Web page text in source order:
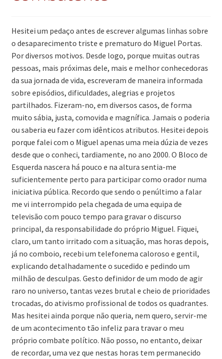
Hesitei um pedaço antes de escrever algumas linhas sobre
o desaparecimento triste e prematuro do Miguel Portas.
Por diversos motivos. Desde logo, porque muitas outras
pessoas, mais próximas dele, mais e melhor conhecedoras
da sua jornada de vida, escreveram de maneira informada
sobre episódios, dificuldades, alegrias e projetos
partilhados. Fizeram-no, em diversos casos, de forma
muito sábia, justa, comovida e magnífica. Jamais o poderia
ou saberia eu fazer com idênticos atributos. Hesitei depois
porque falei com o Miguel apenas uma meia dúzia de vezes
desde que o conheci, tardiamente, no ano 2000. O Bloco de
Esquerda nascera há pouco e na altura sentia-me
suficientemente perto para participar como orador numa
iniciativa pública. Recordo que sendo o penúltimo a falar
me vi interrompido pela chegada de uma equipa de
televisão com pouco tempo para gravar o discurso
principal, da responsabilidade do próprio Miguel. Fiquei,
claro, um tanto irritado com a situação, mas horas depois,
já no comboio, recebi um telefonema caloroso e gentil,
explicando detalhadamente o sucedido e pedindo um
milhão de desculpas. Gesto definidor de um modo de agir
raro no universo, tantas vezes brutal e cheio de prioridades
trocadas, do ativismo profissional de todos os quadrantes.
Mas hesitei ainda porque não queria, nem quero, servir-me
de um acontecimento tão infeliz para travar o meu
próprio combate político. Não posso, no entanto, deixar
de recordar, uma vez que nestas horas tem permanecido